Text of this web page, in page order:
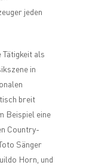
jeden
als
in
breit
Beispiel eine
Country-
Sänger
Horn, und